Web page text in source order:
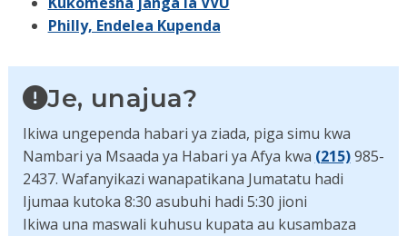
Philly, Endelea Kupenda
Je, unajua?
Ikiwa ungependa habari ya ziada, piga simu kwa
Nambari ya Msaada ya Habari ya Afya kwa (215)985-
2437. Wafanyikazi wanapatikana Jumatatu hadi
Ijumaa kutoka 8:30 asubuhi hadi 5:30 jioni
Ikiwa una maswali kuhusu kupata au kusambaza